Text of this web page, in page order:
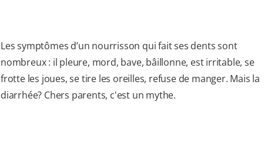
Les symptômes d’un nourrisson qui fait ses dents sont
nombreux : il pleure, mord, bave, bâillonne, est irritable, se
frotte les joues, se tire les oreilles, refuse de manger. Mais la
diarrhée? Chers parents, c'est un mythe.